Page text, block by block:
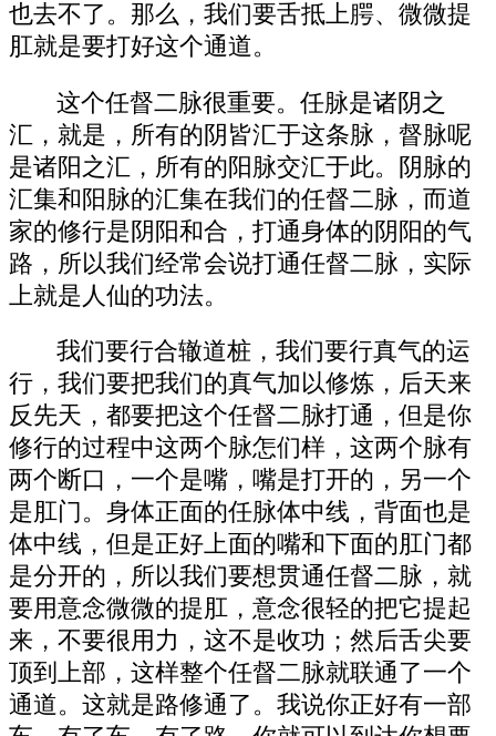
也去不了。那么，我们要舌抵上腭、微微提
肛就是要打好这个通道。
这个任督二脉很重要。任脉是诸阴之
汇，就是，所有的阴皆汇于这条脉，督脉呢
是诸阳之汇，所有的阳脉交汇于此。阴脉的
汇集和阳脉的汇集在我们的任督二脉，而道
家的修行是阴阳和合，打通身体的阴阳的气
路，所以我们经常会说打通任督二脉，实际
上就是人仙的功法。
我们要行合辙道桩，我们要行真气的运
行，我们要把我们的真气加以修炼，后天来
反先天，都要把这个任督二脉打通，但是你
修行的过程中这两个脉怎们样，这两个脉有
两个断口，一个是嘴，嘴是打开的，另一个
是肛门。身体正面的任脉体中线，背面也是
体中线，但是正好上面的嘴和下面的肛门都
是分开的，所以我们要想贯通任督二脉，就
要用意念微微的提肛，意念很轻的把它提起
来，不要很用力，这不是收功；然后舌尖要
顶到上部，这样整个任督二脉就联通了一个
通道。这就是路修通了。我说你正好有一部